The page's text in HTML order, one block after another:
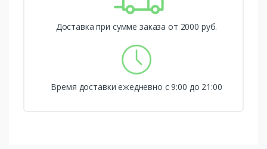
Доставка при сумме заказа от 2000 руб.
Время доставки ежедневно с 9:00 до 21:00